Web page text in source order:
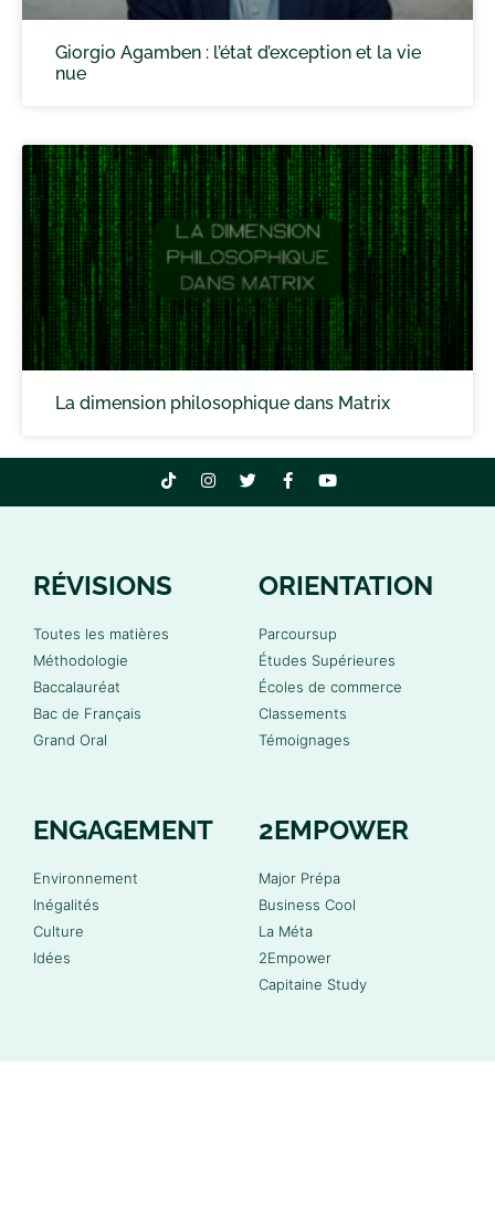
Giorgio Agamben : l’état d’exception et la vie
nue
La dimension philosophique dans Matrix
RÉVISIONS
Toutes les matières
Méthodologie
Baccalauréat
Bac de Français
Grand Oral
ORIENTATION
Parcoursup
Études Supérieures
Écoles de commerce
Classements
Témoignages
ENGAGEMENT
Environnement
Inégalités
Culture
Idées
2EMPOWER
Major Prépa
Business Cool
La Méta
2Empower
Capitaine Study